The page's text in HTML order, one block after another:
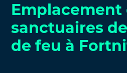
Emplacement
sanctuaires
de feu à